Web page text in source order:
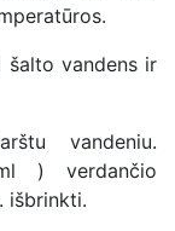
šalto vandens ir
vandeniu.
) verdančio
išbrinkti.